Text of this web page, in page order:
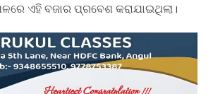
ଏହି ବଜାର ପ୍ରବେଶ କରାଯାଇଥିଲା।